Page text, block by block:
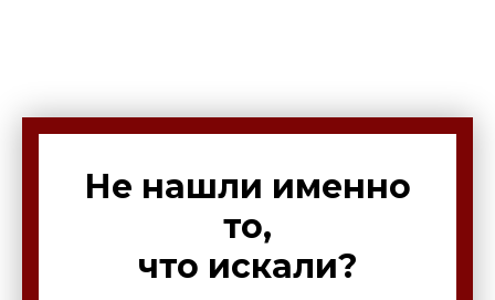
Не нашли именно
то,
что искали?